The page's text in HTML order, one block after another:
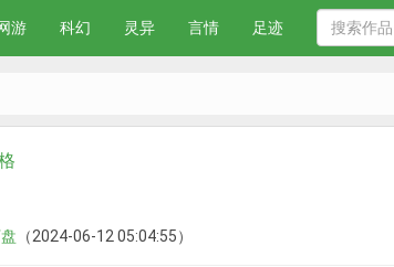
游 科幻 灵异 言情 足迹
（2024-06-12 05:04:55）